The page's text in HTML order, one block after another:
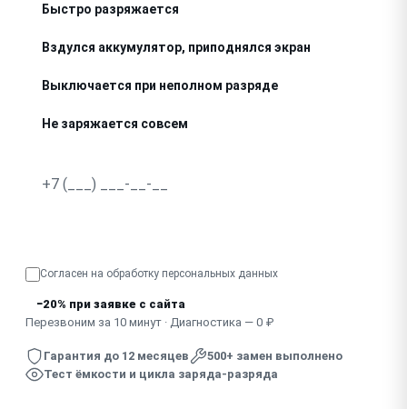
Быстро разряжается
Вздулся аккумулятор, приподнялся экран
Выключается при неполном разряде
Не заряжается совсем
Согласен на обработку персональных данных
−20% при заявке с сайта
Перезвоним за 10 минут · Диагностика — 0 ₽
Гарантия до 12 месяцев
500+ замен выполнено
Тест ёмкости и цикла заряда-разряда